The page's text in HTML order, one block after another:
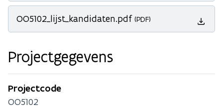
OO5102_lijst_kandidaten.pdf (PDF)
Projectgegevens
Projectcode
OO5102